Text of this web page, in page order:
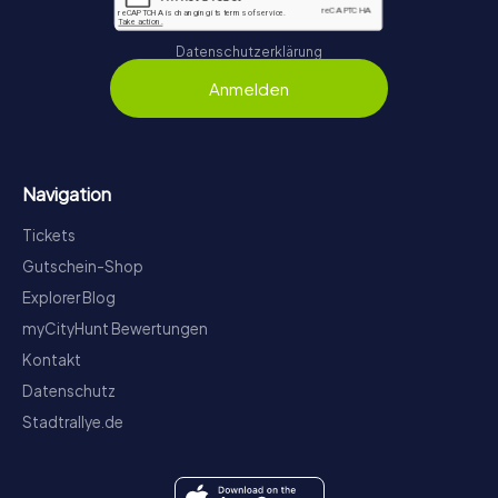
Datenschutzerklärung
Anmelden
Navigation
Tickets
Gutschein-Shop
Explorer Blog
myCityHunt Bewertungen
Kontakt
Datenschutz
Stadtrallye.de